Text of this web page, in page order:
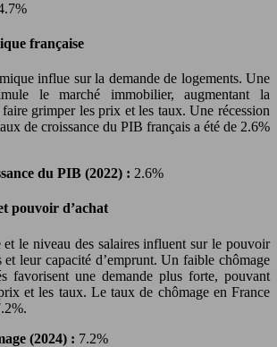
française
influe sur la demande de logements. Une
le marché immobilier, augmentant la
grimper les prix et les taux. Une récession
de croissance du PIB français a été de 2.6%
du PIB (2022) : 2.6%
pouvoir d’achat
le niveau des salaires influent sur le pouvoir
et leur capacité d’emprunt. Un faible chômage
favorisent une demande plus forte, pouvant
et les taux. Le taux de chômage en France
(2024) : 7.2%